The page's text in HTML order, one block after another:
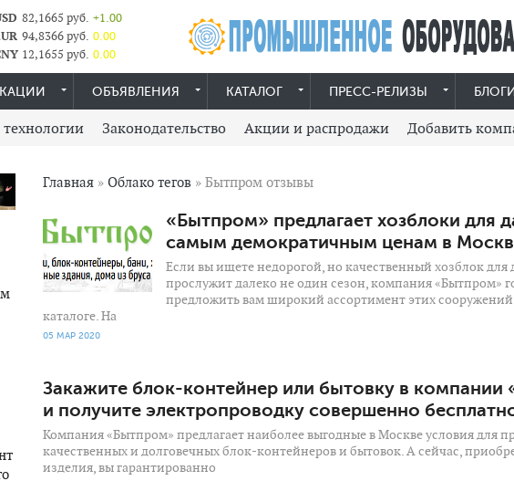
82,1665 руб. +1.00
94,8366 руб. 0.00
12,1655 руб. 0.00
ОБЪЯВЛЕНИЯ КАТАЛОГ ПРЕСС-РЕЛИЗЫ БЛОГИ
Законодательство Акции и распродажи Добавить
Главная » Облако тегов » Бытпром отзывы
«Бытпром» предлагает хозблоки для
самым демократичным ценам в
Если вы ищете недорогой, но качественный хозблок для
прослужит далеко не один сезон, компания «Бытпром»
предложить вам широкий ассортимент этих сооружений
каталоге. На
05 МАР 2020
Закажите блок-контейнер или бытовку в компании
и получите электропроводку совершенно
Компания «Бытпром» предлагает наиболее выгодные в Москве условия для
качественных и долговечных блок-контейнеров и бытовок. А сейчас,
изделия, вы гарантированно